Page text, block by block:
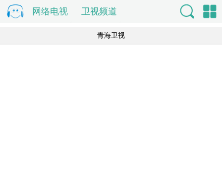
电
网络电视 卫视频道
青海卫视